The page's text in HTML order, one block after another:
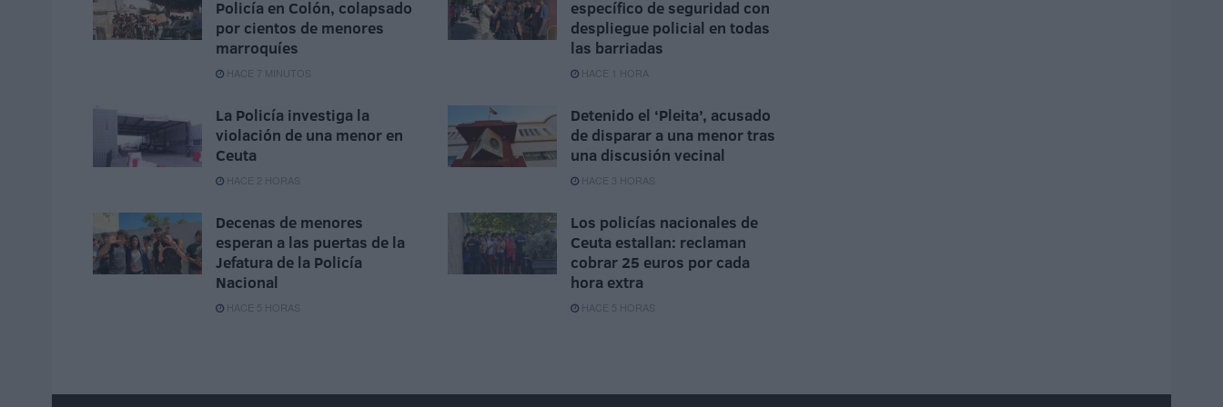
Policía en Colón, colapsado
por cientos de menores
marroquíes
HACE 7 MINUTOS
específico de seguridad con
despliegue policial en todas
las barriadas
HACE 1 HORA
La Policía investiga la
violación de una menor en
Ceuta
HACE 2 HORAS
Detenido el ‘Pleita’, acusado
de disparar a una menor tras
una discusión vecinal
HACE 3 HORAS
Decenas de menores
esperan a las puertas de la
Jefatura de la Policía
Nacional
HACE 5 HORAS
Los policías nacionales de
Ceuta estallan: reclaman
cobrar 25 euros por cada
hora extra
HACE 5 HORAS